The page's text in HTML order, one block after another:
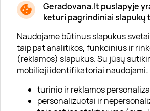
Geradovana.lt puslapyje
keturi pagrindiniai slapukų
Naudojame būtinus slapukus
taip pat analitikos, funkcinius ir
(reklamos) slapukus. Su jūsų
mobilieji identifikatoriai naudojami:
turinio ir reklamos
personalizuotai ir
Apie mus
Apie „Gera Dovana“
Lojalumo klubas
Karjera
Visi partneriai
Kontaktai